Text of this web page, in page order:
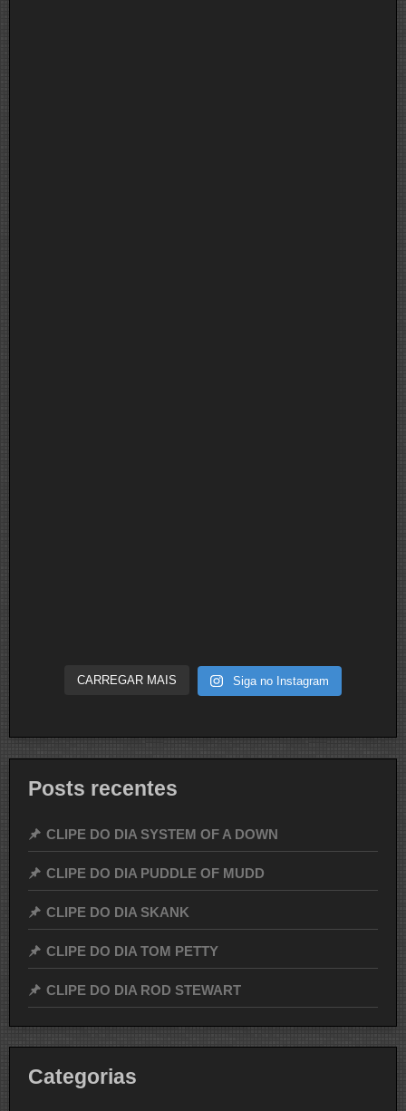
CARREGAR MAIS Siga no Instagram
Posts recentes
CLIPE DO DIA SYSTEM OF A DOWN
CLIPE DO DIA PUDDLE OF MUDD
CLIPE DO DIA SKANK
CLIPE DO DIA TOM PETTY
CLIPE DO DIA ROD STEWART
Categorias